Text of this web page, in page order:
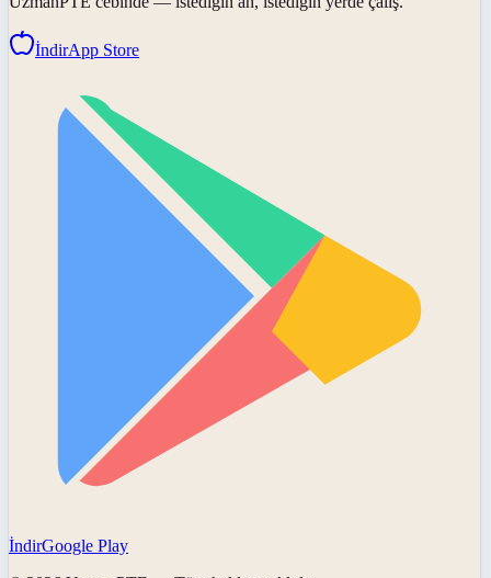
İndirApp Store
İndirGoogle Play